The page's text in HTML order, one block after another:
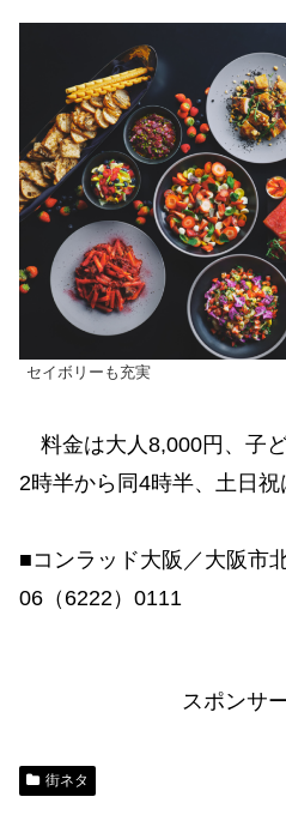
セイボリーも充実
料金は大人8,000円、子
2時半から同4時半、土日祝
■コンラッド大阪／大阪市
06（6222）0111
スポンサ
街ネタ